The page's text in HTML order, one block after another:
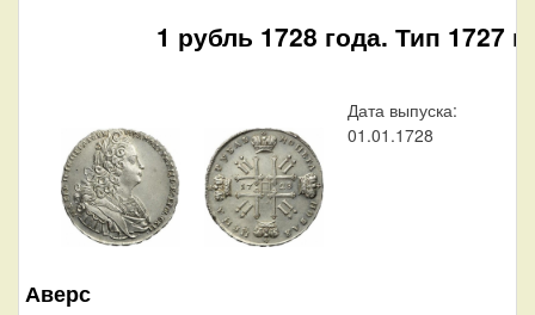
1 рубль 1728 года. Тип 1727
Дата выпуска:
01.01.1728
Аверс